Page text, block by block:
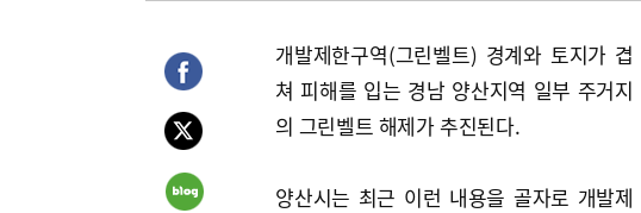
개발제한구역(그린벨트) 경계와 토지가 겹
쳐 피해를 입는 경남 양산지역 일부 주거지
의 그린벨트 해제가 추진된다.
양산시는 최근 이런 내용을 골자로 개발제